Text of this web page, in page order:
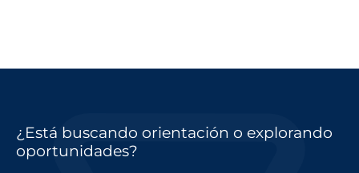
¿Está buscando orientación o explorando
oportunidades?